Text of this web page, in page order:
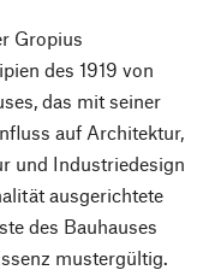
Gropius
des 1919 von
das mit seiner
auf Architektur,
und Industriedesign
ausgerichtete
des Bauhauses
mustergültig.